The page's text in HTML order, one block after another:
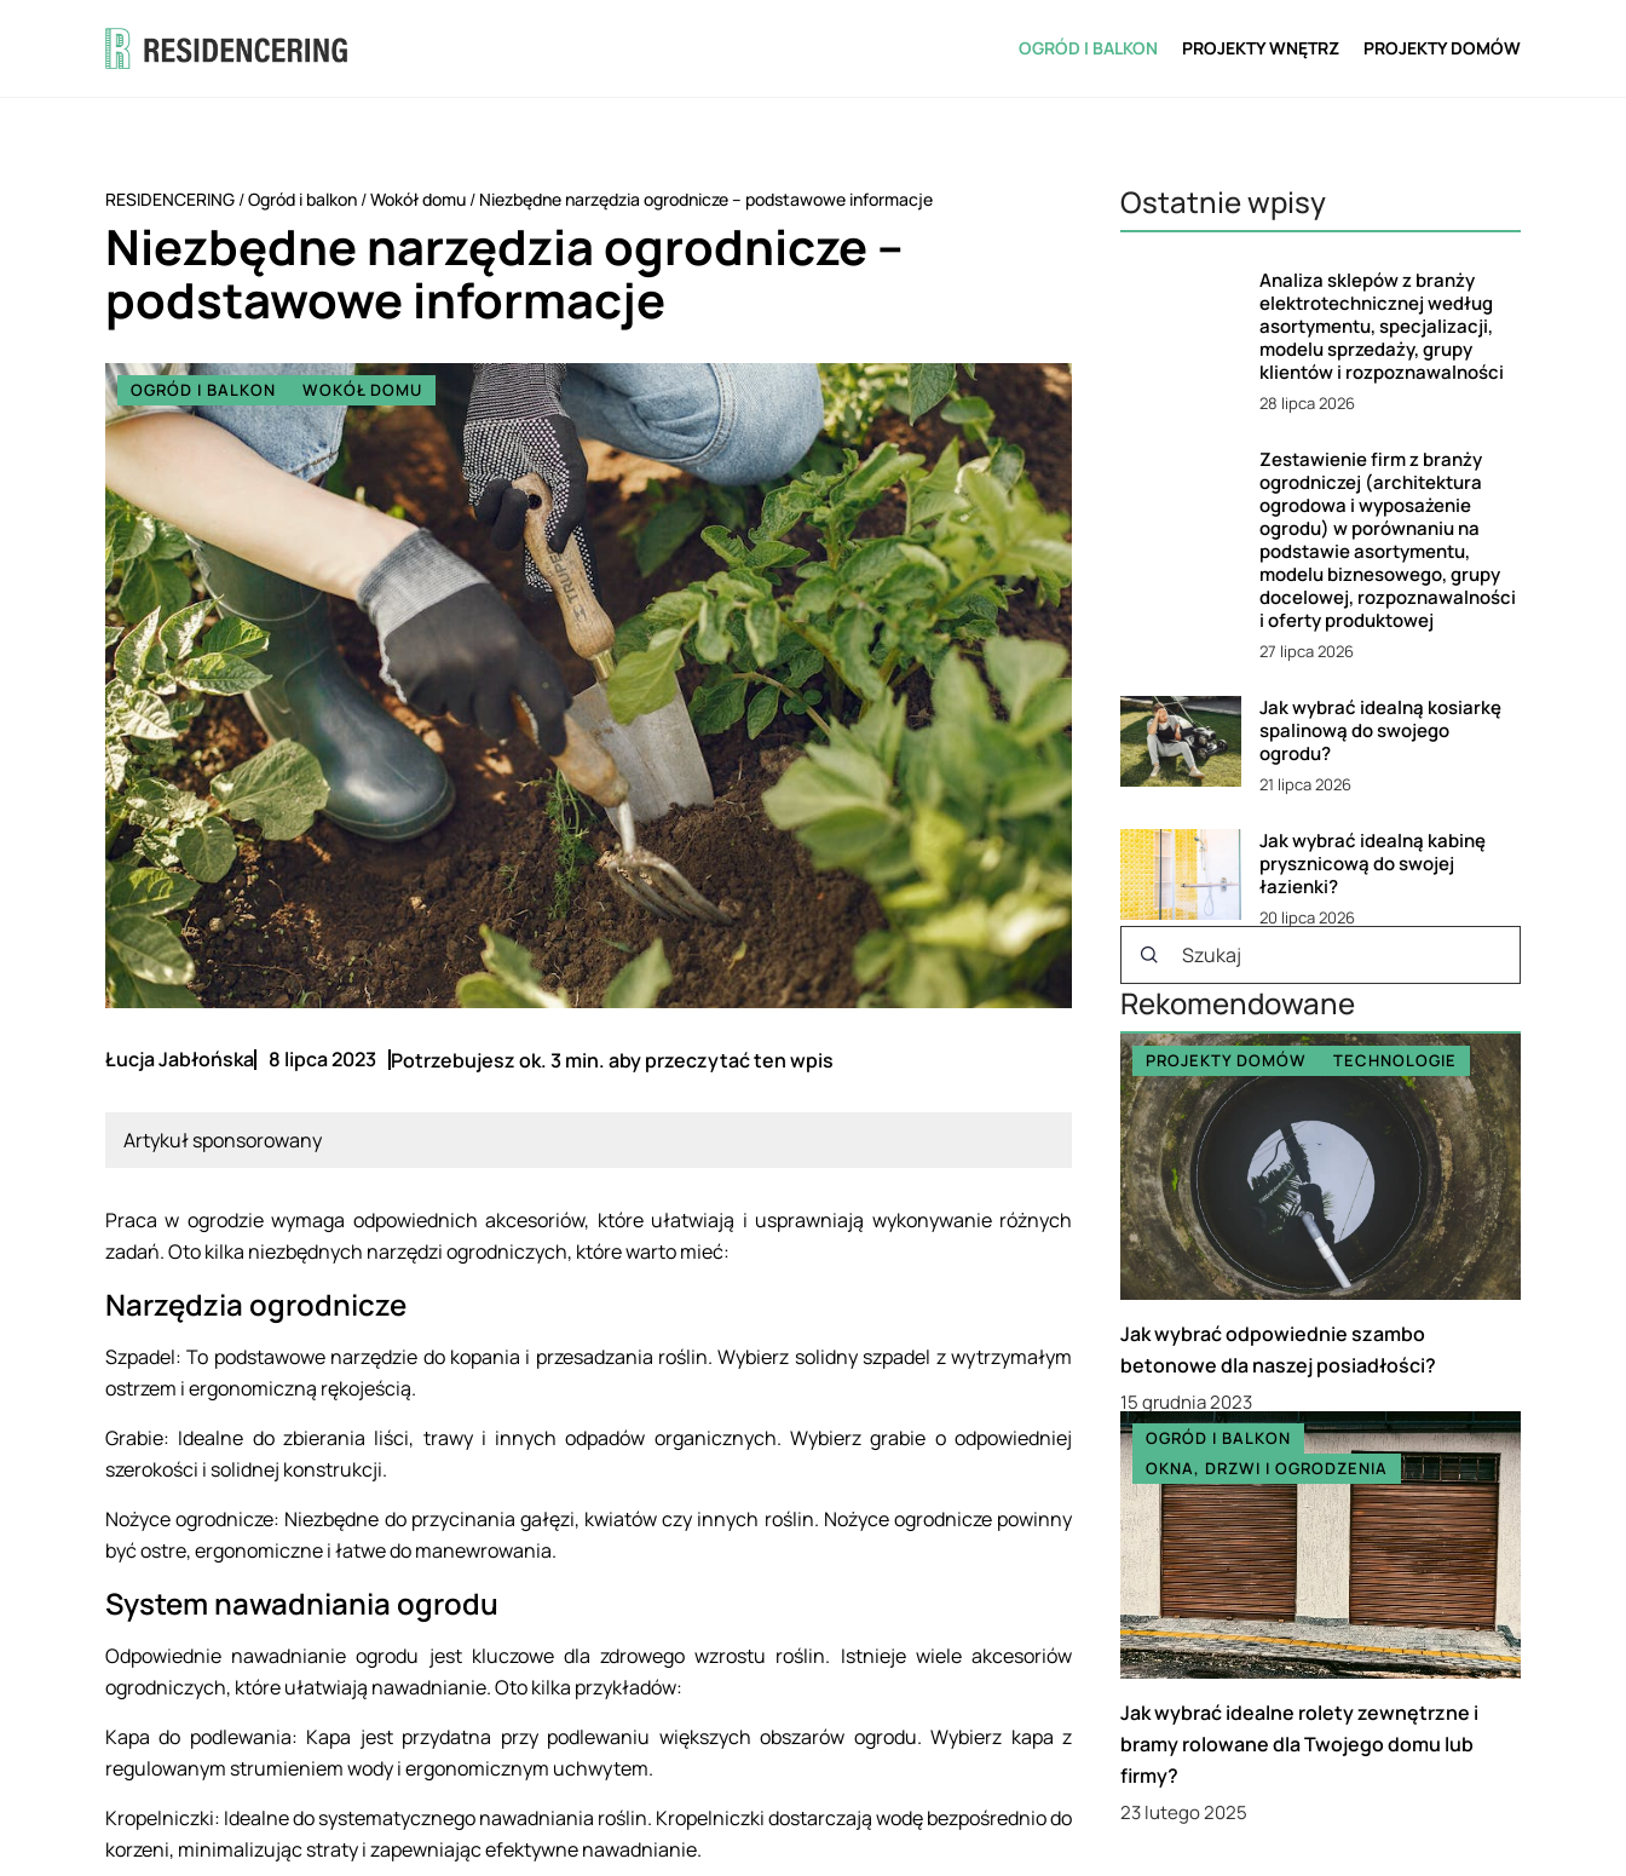
OGRÓD I BALKON PROJEKTY WNĘTRZ PROJEKTY DOMÓW
RESIDENCERING /Ogród i balkon /Wokół domu / Niezbędne narzędzia ogrodnicze – podstawowe informacje
Niezbędne narzędzia ogrodnicze –
podstawowe informacje
OGRÓD I BALKON WOKÓŁ DOMU
Łucja Jabłońska 8 lipca 2023 Potrzebujesz ok. 3 min. aby przeczytać ten wpis
Artykuł sponsorowany
Praca w ogrodzie wymaga odpowiednich akcesoriów, które ułatwiają i usprawniają wykonywanie różnych
zadań. Oto kilka niezbędnych narzędzi ogrodniczych, które warto mieć:
Narzędzia ogrodnicze
Szpadel: To podstawowe narzędzie do kopania i przesadzania roślin. Wybierz solidny szpadel z wytrzymałym
ostrzem i ergonomiczną rękojeścią.
Grabie: Idealne do zbierania liści, trawy i innych odpadów organicznych. Wybierz grabie o odpowiedniej
szerokości i solidnej konstrukcji.
Nożyce ogrodnicze: Niezbędne do przycinania gałęzi, kwiatów czy innych roślin. Nożyce ogrodnicze powinny
być ostre, ergonomiczne i łatwe do manewrowania.
System nawadniania ogrodu
Odpowiednie nawadnianie ogrodu jest kluczowe dla zdrowego wzrostu roślin. Istnieje wiele akcesoriów
ogrodniczych, które ułatwiają nawadnianie. Oto kilka przykładów:
Kapa do podlewania: Kapa jest przydatna przy podlewaniu większych obszarów ogrodu. Wybierz kapa z
regulowanym strumieniem wody i ergonomicznym uchwytem.
Kropelniczki: Idealne do systematycznego nawadniania roślin. Kropelniczki dostarczają wodę bezpośrednio do
korzeni, minimalizując straty i zapewniając efektywne nawadnianie.
Ostatnie wpisy
Analiza sklepów z branży
elektrotechnicznej według
asortymentu, specjalizacji,
modelu sprzedaży, grupy
klientów i rozpoznawalności
28 lipca 2026
Zestawienie firm z branży
ogrodniczej (architektura
ogrodowa i wyposażenie
ogrodu) w porównaniu na
podstawie asortymentu,
modelu biznesowego, grupy
docelowej, rozpoznawalności
i oferty produktowej
27 lipca 2026
Jak wybrać idealną kosiarkę
spalinową do swojego
ogrodu?
21 lipca 2026
Jak wybrać idealną kabinę
prysznicową do swojej
łazienki?
20 lipca 2026
Rekomendowane
PROJEKTY DOMÓW TECHNOLOGIE
Jak wybrać odpowiednie szambo
betonowe dla naszej posiadłości?
15 grudnia 2023
OGRÓD I BALKON
OKNA, DRZWI I OGRODZENIA
Jak wybrać idealne rolety zewnętrzne i
bramy rolowane dla Twojego domu lub
firmy?
23 lutego 2025